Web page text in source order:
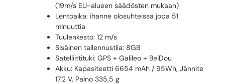
(19m/s EU-alueen säädösten mukaan)
Lentoaika: ihanne olosuhteissa jopa 51
minuuttia
Tuulenkesto: 12 m/s
Sisäinen tallennustila: 8GB
Satelliittituki: GPS + Galileo + BeiDou
Akku: Kapasiteetti 6654 mAh / 95Wh, Jännite
17.2 V, Paino 335,5 g